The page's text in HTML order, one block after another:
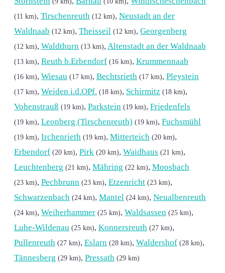
(11 km), Tirschenreuth (12 km), Neustadt an der
Waldnaab (12 km), Theisseil (12 km), Georgenberg
(12 km), Waldthurn (13 km), Altenstadt an der Waldnaab
(13 km), Reuth b.Erbendorf (16 km), Krummennaab
(16 km), Wiesau (17 km), Bechtsrieth (17 km), Pleystein
(17 km), Weiden i.d.OPf. (18 km), Schirmitz (18 km),
Vohenstrauß (19 km), Parkstein (19 km), Friedenfels
(19 km), Leonberg (Tirschenreuth) (19 km), Fuchsmühl
(19 km), Irchenrieth (19 km), Mitterteich (20 km),
Erbendorf (20 km), Pirk (20 km), Waidhaus (21 km),
Leuchtenberg (21 km), Mähring (22 km), Moosbach
(23 km), Pechbrunn (23 km), Etzenricht (23 km),
Schwarzenbach (24 km), Mantel (24 km), Neualbenreuth
(24 km), Weiherhammer (25 km), Waldsassen (25 km),
Luhe-Wildenau (25 km), Konnersreuth (27 km),
Pullenreuth (27 km), Eslarn (28 km), Waldershof (28 km),
Tännesberg (29 km), Pressath (29 km)